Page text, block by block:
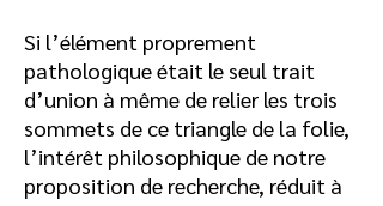
Si l’élément proprement
pathologique était le seul trait
d’union à même de relier les trois
sommets de ce triangle de la folie,
l’intérêt philosophique de notre
proposition de recherche, réduit à